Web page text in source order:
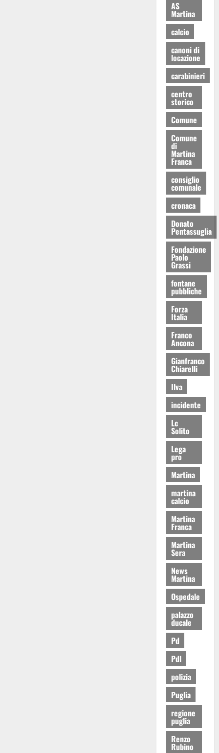
AS
Martina
calcio
canoni di
locazione
carabinieri
centro
storico
Comune
Comune
di
Martina
Franca
consiglio
comunale
cronaca
Donato
Pentassuglia
Fondazione
Paolo
Grassi
fontane
pubbliche
Forza
Italia
Franco
Ancona
Gianfranco
Chiarelli
Ilva
incidente
Lc
Solito
Lega
pro
Martina
martina
calcio
Martina
Franca
Martina
Sera
News
Martina
Ospedale
palazzo
ducale
Pd
Pdl
polizia
Puglia
regione
puglia
Renzo
Rubino